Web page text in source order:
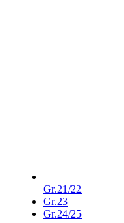
Gr.21/22
Gr.23
Gr.24/25